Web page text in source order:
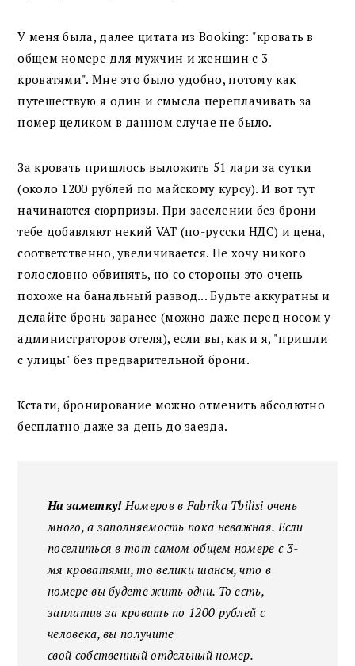
У меня была, далее цитата из Booking: "кровать в
общем номере для мужчин и женщин с 3
кроватями". Мне это было удобно, потому как
путешествую я один и смысла переплачивать за
номер целиком в данном случае не было.
За кровать пришлось выложить 51 лари за сутки
(около 1200 рублей по майскому курсу). И вот тут
начинаются сюрпризы. При заселении без брони
тебе добавляют некий VAT (по-русски НДС) и цена,
соответственно, увеличивается. Не хочу никого
голословно обвинять, но со стороны это очень
похоже на банальный развод... Будьте аккуратны и
делайте бронь заранее (можно даже перед носом у
администраторов отеля), если вы, как и я, "пришли
с улицы" без предварительной брони.
Кстати, бронирование можно отменить абсолютно
бесплатно даже за день до заезда.
На заметку!Номеров в Fabrika Tbilisi очень
много, а заполняемость пока неважная. Если
поселиться в тот самом общем номере с 3-
мя кроватями, то велики шансы, что в
номере вы будете жить одни. То есть,
заплатив за кровать по 1200 рублей с
человека, вы получите
свой собственный отдельный номер.